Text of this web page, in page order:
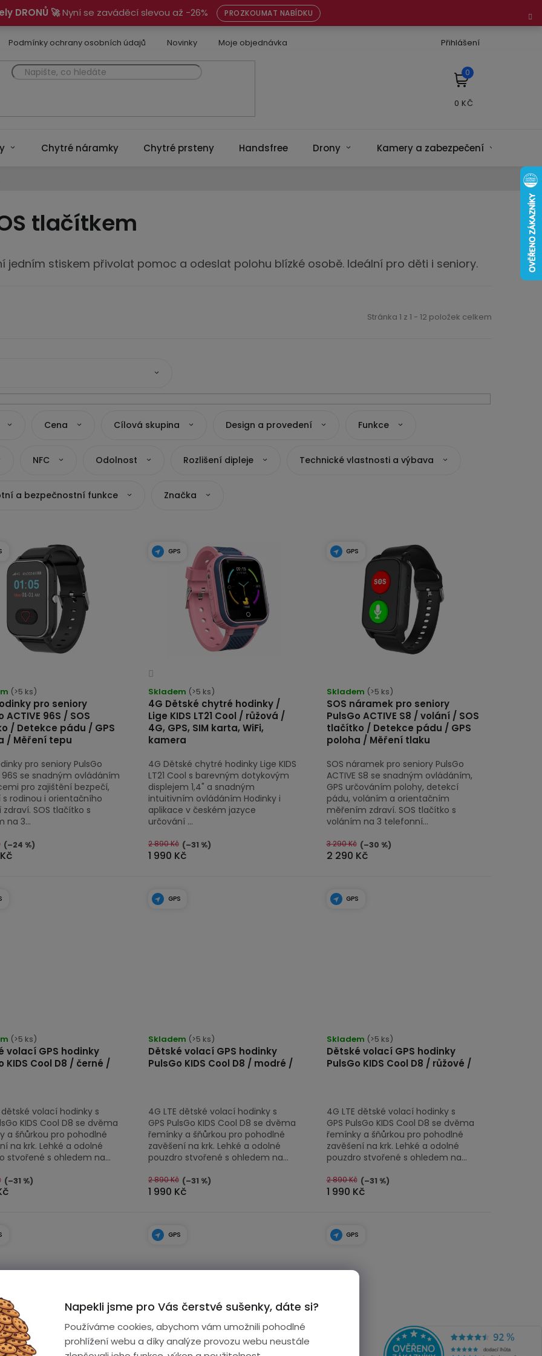
Napekli jsme pro Vás čerstvé sušenky, dáte si?
Používáme cookies, abychom vám umožnili pohodlné
prohlížení webu a díky analýze provozu webu neustále
DRONŮ 🚀Nyní se zaváděcí slevou až -26% PROZKOUMAT NABÍDKU
Podmínky ochrany osobních údajů Novinky Moje objednávka Přihlášení
NÁKUPNÍ
KOŠÍK
Chytré náramky Chytré prsteny Handsfree Drony Kamery a zabezpečení
tlačítkem
jedním stiskem přivolat pomoc a odeslat polohu blízké osobě. Ideální pro děti i seniory.
Stránka 1 z 1 - 12 položek celkem
Cena Cílová skupina Design a provedení Funkce
NFC Odolnost Rozlišení dipleje Technické vlastnosti a výbava
a bezpečnostní funkce Značka
pro seniory
ACTIVE 96S / SOS
/ Detekce pádu / GPS
/ Měření tepu
(>5 ks)
(–24 %)
pro seniory PulsGo
96S se snadným ovládáním
pro zajištění bezpečí,
s rodinou i orientačního
SOS tlačítko s
na 3...
GPS
4G Dětské chytré hodinky /
Lige KIDS LT21 Cool / růžová /
4G, GPS, SIM karta, WiFi,
kamera
hodnocení
produktu
je
4,0
z
5
hvězdiček.
Skladem (>5 ks)
1 990 Kč
2 890 Kč (–31 %)
4G Dětské chytré hodinky Lige KIDS
LT21 Cool s barevným dotykovým
displejem 1,4" a snadným
intuitivním ovládáním Hodinky i
aplikace v českém jazyce
určování ...
GPS
SOS náramek pro seniory
PulsGo ACTIVE S8 / volání / SOS
tlačítko / Detekce pádu / GPS
poloha / Měření tlaku
Skladem (>5 ks)
2 290 Kč
3 290 Kč (–30 %)
SOS náramek pro seniory PulsGo
ACTIVE S8 se snadným ovládáním,
GPS určováním polohy, detekcí
pádu, voláním a orientačním
měřením zdraví. SOS tlačítko s
voláním na 3 telefonní...
volací GPS hodinky
KIDS Cool D8 / černé /
(>5 ks)
(–31 %)
dětské volací hodinky s
KIDS Cool D8 se dvěma
a šňůrkou pro pohodlné
na krk. Lehké a odolné
stvořené s ohledem na...
GPS
Dětské volací GPS hodinky
PulsGo KIDS Cool D8 / modré /
Skladem (>5 ks)
1 990 Kč
2 890 Kč (–31 %)
4G LTE dětské volací hodinky s
GPS PulsGo KIDS Cool D8 se dvěma
řemínky a šňůrkou pro pohodlné
zavěšení na krk. Lehké a odolné
pouzdro stvořené s ohledem na...
GPS
Dětské volací GPS hodinky
PulsGo KIDS Cool D8 / růžové /
Skladem (>5 ks)
1 990 Kč
2 890 Kč (–31 %)
4G LTE dětské volací hodinky s
GPS PulsGo KIDS Cool D8 se dvěma
řemínky a šňůrkou pro pohodlné
zavěšení na krk. Lehké a odolné
pouzdro stvořené s ohledem na...
GPS GPS